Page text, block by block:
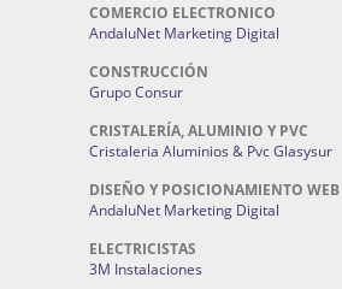
COMERCIO ELECTRONICO
AndaluNet Marketing Digital
CONSTRUCCIÓN
Grupo Consur
CRISTALERÍA, ALUMINIO Y PVC
Cristaleria Aluminios & Pvc Glasysur
DISEÑO Y POSICIONAMIENTO WEB
AndaluNet Marketing Digital
ELECTRICISTAS
3M Instalaciones